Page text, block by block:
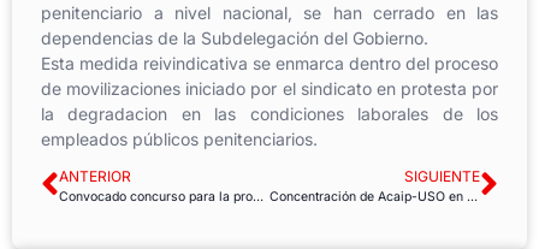
penitenciario a nivel nacional, se han cerrado en las
dependencias de la Subdelegación del Gobierno.
Esta medida reivindicativa se enmarca dentro del proceso
de movilizaciones iniciado por el sindicato en protesta por
la degradacion en las condiciones laborales de los
empleados públicos penitenciarios.
ANTERIOR
Convocado concurso para la provisión de puestos de trabajo en el Instituto Nacional de la Seguridad Social.
SIGUIENTE
Concentración de Acaip-USO en Logroño